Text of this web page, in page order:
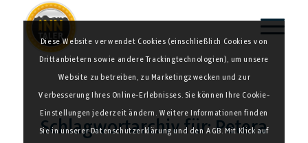
Schlagwortarchiv für:Petera
Diese Website verwendet Cookies (einschließlich Cookies von
Drittanbietern sowie andere Trackingtechnologien), um unsere
Website zu betreiben, zu Marketingzwecken und zur
Verbesserung Ihres Online-Erlebnisses. Sie können Ihre Cookie-
Einstellungen jederzeit ändern. Weitere Informationen finden
Sie in unserer Datenschutzerklärung und den AGB. Mit Klick auf